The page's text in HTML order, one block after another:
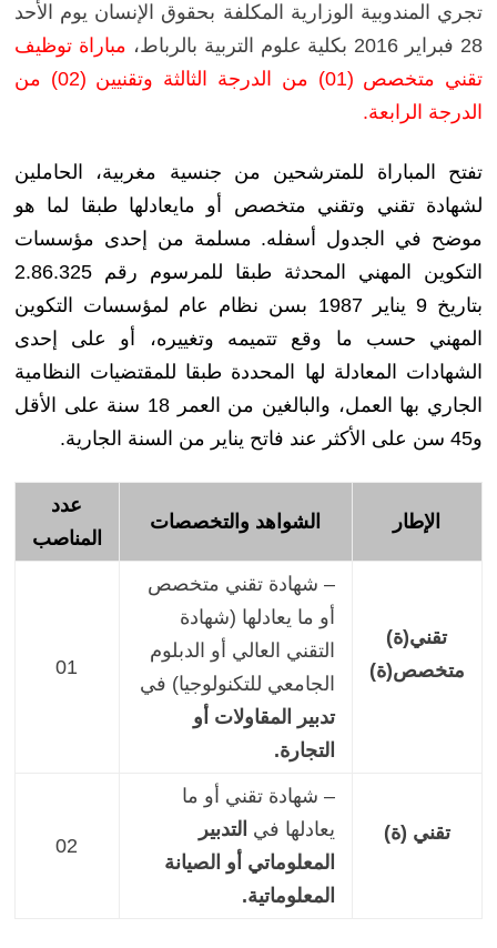
تجري المندوبية الوزارية المكلفة بحقوق الإنسان يوم الأحد
28 فبراير 2016 بكلية علوم التربية بالرباط،
مباراة توظيف
تقني متخصص (01) من الدرجة الثالثة وتقنيين (02) من
الدرجة الرابعة.
تفتح المباراة للمترشحين من جنسية مغربية، الحاملين
لشهادة تقني وتقني متخصص أو مايعادلها طبقا لما هو
موضح في الجدول أسفله. مسلمة من إحدى مؤسسات
التكوين المهني المحدثة طبقا للمرسوم رقم 2.86.325
بتاريخ 9 يناير 1987 بسن نظام عام لمؤسسات التكوين
المهني حسب ما وقع تتميمه وتغييره، أو على إحدى
الشهادات المعادلة لها المحددة طبقا للمقتضيات النظامية
الجاري بها العمل، والبالغين من العمر 18 سنة على الأقل
و45 سن على الأكثر عند فاتح يناير من السنة الجارية.
عدد
المناصب
الشواهد والتخصصات الإطار
01
– شهادةتقني متخصص
أو ما يعادلها (شهادة
التقني العالي أو الدبلوم
الجامعي للتكنولوجيا) في
تدبير المقاولات أو
التجارة.
تقني(ة)
متخصص(ة)
02
– شهادةتقني أو ما
يعادلها في التدبير
المعلوماتي أو الصيانة
المعلوماتية.
تقني (ة)